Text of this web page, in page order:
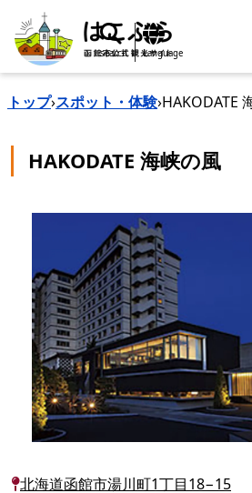
search Language
トップ›スポット・体験›HAKODATE
HAKODATE 海峡の風
北海道函館市湯川町1丁目18−15